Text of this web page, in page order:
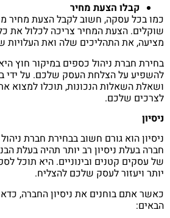
קבלו הצעת מחיר
כמו בכל עסקה, חשוב לקבל הצעת מחיר
שוקלים. הצעת המחיר צריכה לכלול את
מציעה, את התהליכים שלה ואת העלויות
בחירת חברת ניהול כספים במיקור חוץ
להשפיע על הצלחת העסק שלכם. על ידי
ושאלת השאלות הנכונות, תוכלו למצוא
לצרכים שלכם.
ניסיון
ניסיון הוא גורם חשוב בבחירת חברת
חברה בעלת ניסיון רב יותר תהיה בעלת
של עסקים קטנים ובינוניים. היא תוכל
יותר ויעזור לעסק שלכם להצליח.
כאשר אתם בוחנים את ניסיון החברה,
הבאים: